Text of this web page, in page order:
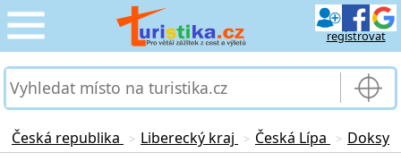
registrovat
CESTOVÁNÍ
SLUŽBY & DOPRAVA
Česká republika > Liberecký kraj > Česká Lípa > Doksy